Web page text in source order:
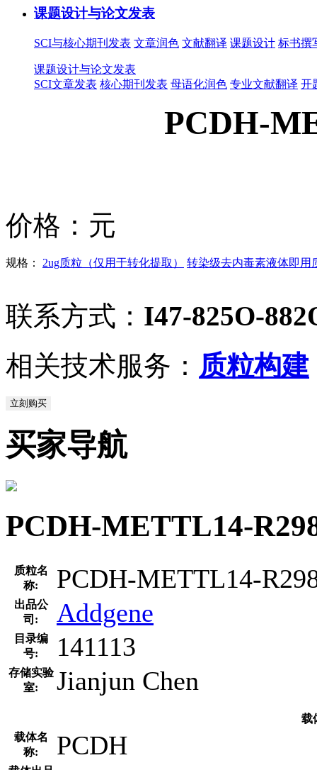
课题设计与论文发表
SCI与核心期刊发表 文章润色 文献翻译 课题设计 标书撰
课题设计与论文发表
SCI文章发表 核心期刊发表 母语化润色 专业文献翻译 开
PCDH-
价格： 元
规格： 2ug质粒（仅用于转化提取） 转染级去内毒素液体即用
联系方式： I47-825O-
相关技术服务： 质粒构建
立刻购买
买家导航
PCDH-METTL14-
质粒名
称:
PCDH-METTL14-
出品公
司:
Addgene
目录编
号:
141113
存储实验
室:
Jianjun Chen
载
载体名
称:
PCDH